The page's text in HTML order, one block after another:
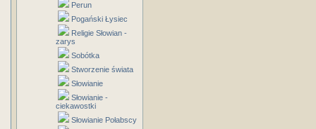
Perun
Pogański Łysiec
Religie Słowian -
zarys
Sobótka
Stworzenie świata
Słowianie
Słowianie -
ciekawostki
Słowianie Połabscy